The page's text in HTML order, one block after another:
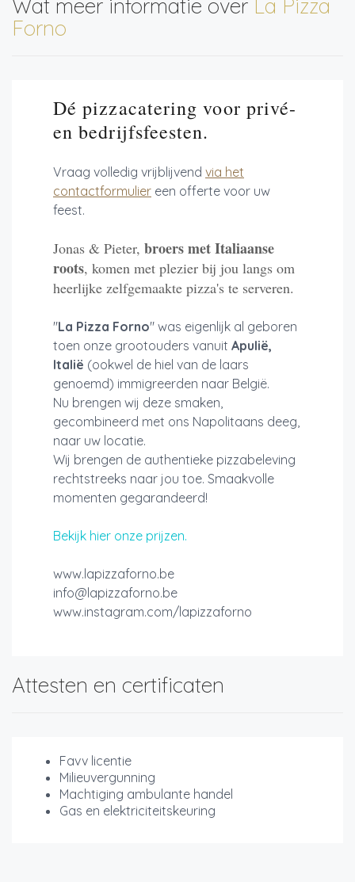
Wat meer informatie over La Pizza
Forno
Dé pizzacatering voor privé-
en bedrijfsfeesten.
Vraag volledig vrijblijvend via het
contactformulier een offerte voor uw
feest.
Jonas & Pieter, broers met Italiaanse
roots, komen met plezier bij jou langs om
heerlijke zelfgemaakte pizza's te serveren.
"La Pizza Forno" was eigenlijk al geboren
toen onze grootouders vanuit Apulië,
Italië (ookwel de hiel van de laars
genoemd) immigreerden naar België.
Nu brengen wij deze smaken,
gecombineerd met ons Napolitaans deeg,
naar uw locatie.
Wij brengen de authentieke pizzabeleving
rechtstreeks naar jou toe. Smaakvolle
momenten gegarandeerd!
Bekijk hier onze prijzen.
www.lapizzaforno.be
info@lapizzaforno.be
www.instagram.com/lapizzaforno
Attesten en certificaten
Favv licentie
Milieuvergunning
Machtiging ambulante handel
Gas en elektriciteitskeuring